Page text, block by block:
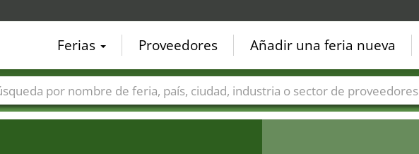
Ferias Proveedores Añadir una feria nueva
Nombres de ferias Países Ciudades Sectores de ferias Sectores de